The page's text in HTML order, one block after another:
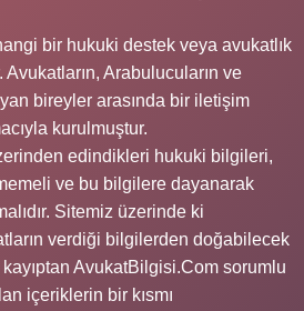
bir hukuki destek veya avukatlık
Avukatların, Arabulucuların ve
bireyler arasında bir iletişim
kurulmuştur.
edindikleri hukuki bilgileri,
ve bu bilgilere dayanarak
Sitemiz üzerinde ki
verdiği bilgilerden doğabilecek
AvukatBilgisi.Com sorumlu
içeriklerin bir kısmı